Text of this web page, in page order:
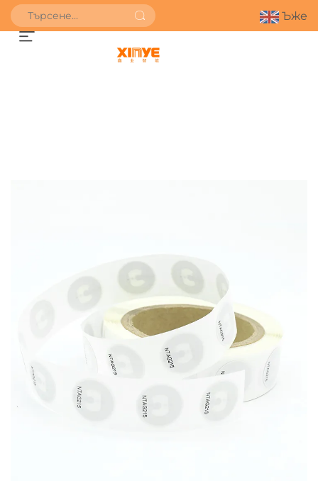
Ъже